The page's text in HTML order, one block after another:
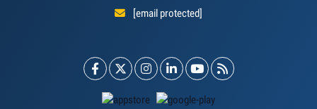
[email protected]